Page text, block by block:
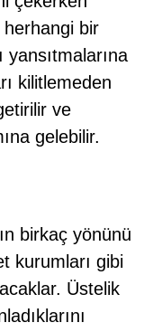
bir
yansıtmalarına
kilitlemeden
ve
gelebilir.
birkaç yönünü
kurumları gibi
Üstelik